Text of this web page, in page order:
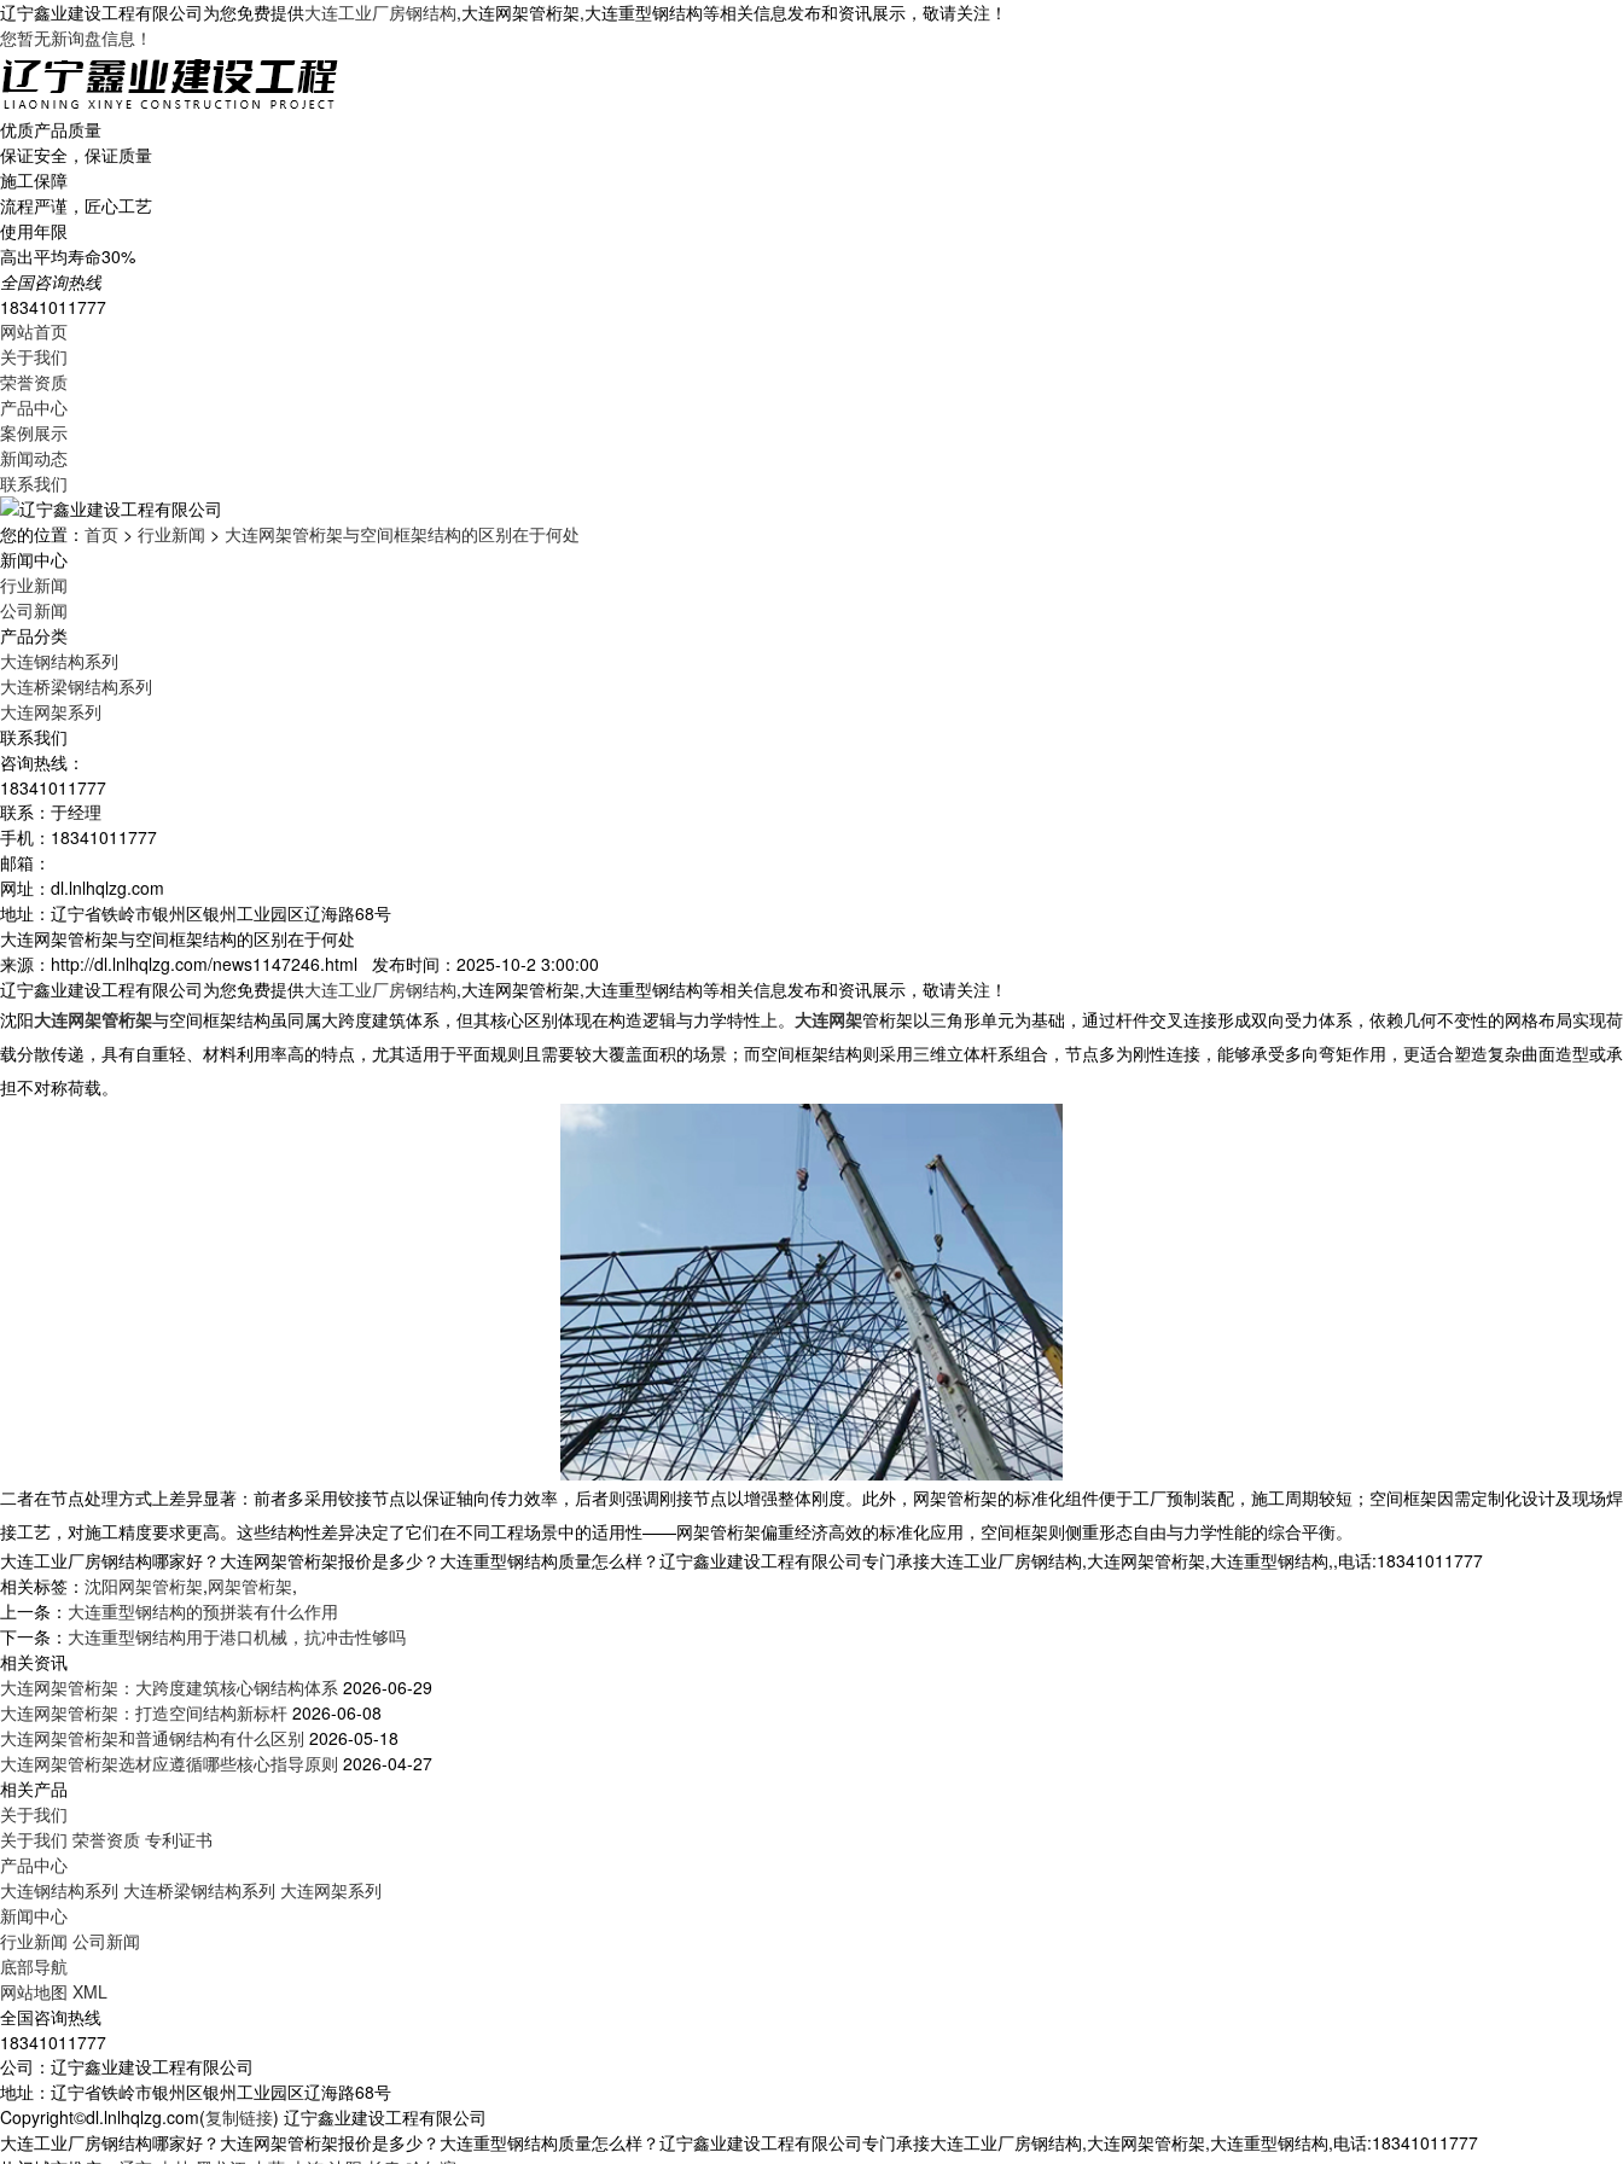
辽宁鑫业建设工程有限公司为您免费提供大连工业厂房钢结构,大连网架管桁架,大连重型钢结构等相关信息发布和资讯展示，敬请关注！
您暂无新询盘信息！
优质产品质量
保证安全，保证质量
施工保障
流程严谨，匠心工艺
使用年限
高出平均寿命30%
全国咨询热线
18341011777
网站首页
关于我们
荣誉资质
产品中心
案例展示
新闻动态
联系我们
您的位置： 首页 > 行业新闻 > 大连网架管桁架与空间框架结构的区别在于何处
新闻中心
行业新闻
公司新闻
产品分类
大连钢结构系列
大连桥梁钢结构系列
大连网架系列
联系我们
咨询热线：
18341011777
联系：于经理
手机：18341011777
邮箱：
网址：dl.lnlhqlzg.com
地址：辽宁省铁岭市银州区银州工业园区辽海路68号
大连网架管桁架与空间框架结构的区别在于何处
来源：http://dl.lnlhqlzg.com/news1147246.html 发布时间：2025-10-2 3:00:00
辽宁鑫业建设工程有限公司为您免费提供大连工业厂房钢结构,大连网架管桁架,大连重型钢结构等相关信息发布和资讯展示，敬请关注！
沈阳大连网架管桁架与空间框架结构虽同属大跨度建筑体系，但其核心区别体现在构造逻辑与力学特性上。 大连网架管桁架以三角形单元为基础，通过杆件交叉连接形成双向受力体系，依赖几何不变性的网格布局实现荷
载分散传递，具有自重轻、材料利用率高的特点，尤其适用于平面规则且需要较大覆盖面积的场景；而空间框架结构则采用三维立体杆系组合，节点多为刚性连接，能够承受多向弯矩作用，更适合塑造复杂曲面造型或承
担不对称荷载。
二者在节点处理方式上差异显著：前者多采用铰接节点以保证轴向传力效率，后者则强调刚接节点以增强整体刚度。此外，网架管桁架的标准化组件便于工厂预制装配，施工周期较短；空间框架因需定制化设计及现场焊
接工艺，对施工精度要求更高。这些结构性差异决定了它们在不同工程场景中的适用性——网架管桁架偏重经济高效的标准化应用，空间框架则侧重形态自由与力学性能的综合平衡。
大连工业厂房钢结构哪家好？大连网架管桁架报价是多少？大连重型钢结构质量怎么样？辽宁鑫业建设工程有限公司专门承接大连工业厂房钢结构,大连网架管桁架,大连重型钢结构,,电话:18341011777
相关标签： 沈阳网架管桁架,网架管桁架,
上一条： 大连重型钢结构的预拼装有什么作用
下一条： 大连重型钢结构用于港口机械，抗冲击性够吗
相关资讯
大连网架管桁架：大跨度建筑核心钢结构体系 2026-06-29
大连网架管桁架：打造空间结构新标杆 2026-06-08
大连网架管桁架和普通钢结构有什么区别 2026-05-18
大连网架管桁架选材应遵循哪些核心指导原则 2026-04-27
相关产品
关于我们
关于我们 荣誉资质 专利证书
产品中心
大连钢结构系列 大连桥梁钢结构系列 大连网架系列
新闻中心
行业新闻 公司新闻
底部导航
网站地图 XML
全国咨询热线
18341011777
公司：辽宁鑫业建设工程有限公司
地址：辽宁省铁岭市银州区银州工业园区辽海路68号
Copyright©dl.lnlhqlzg.com(复制链接) 辽宁鑫业建设工程有限公司
大连工业厂房钢结构哪家好？大连网架管桁架报价是多少？大连重型钢结构质量怎么样？辽宁鑫业建设工程有限公司专门承接大连工业厂房钢结构,大连网架管桁架,大连重型钢结构,电话:18341011777